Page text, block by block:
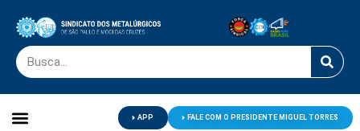
APP FALE COM O PRESIDENTE MIGUEL TORRES